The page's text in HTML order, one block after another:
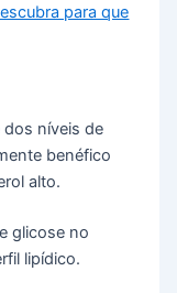
para que
dos níveis de
benéfico
alto.
glicose no
lipídico.